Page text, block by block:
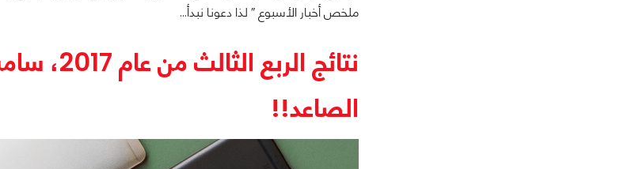
ملخص أخبار الأسبوع ” لذا دعونا نبدأ…
الصاعد!!